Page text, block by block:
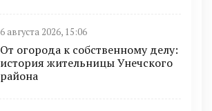
6 августа 2026, 15:06
От огорода к собственному делу:
история жительницы Унечского
района